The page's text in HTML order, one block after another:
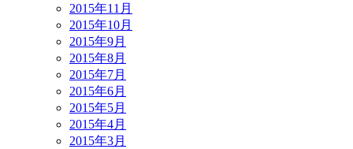
2015年11月
2015年10月
2015年9月
2015年8月
2015年7月
2015年6月
2015年5月
2015年4月
2015年3月